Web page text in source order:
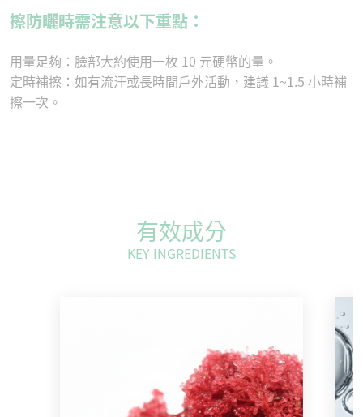
擦防曬時需注意以下重點：
用量足夠：臉部大約使用一枚 10 元硬幣的量。
定時補擦：如有流汗或長時間戶外活動，建議 1~1.5 小時補
擦一次。
有效成分
KEY INGREDIENTS